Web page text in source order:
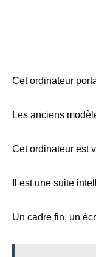
Cet ordinateur
Les anciens
Cet ordinateur est
Il est une suite
Un cadre fin, un